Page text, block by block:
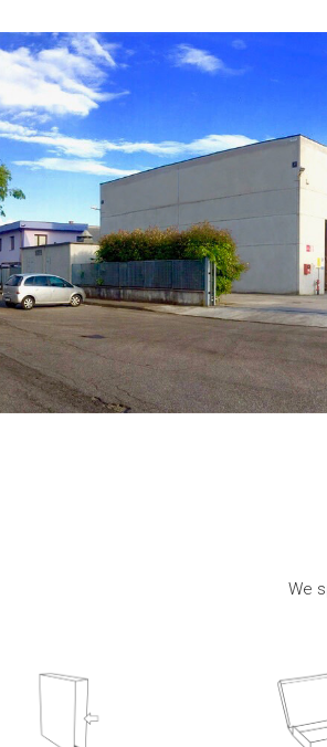
We